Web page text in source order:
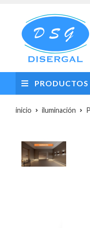
PRODUCTOS
inicio iluminación